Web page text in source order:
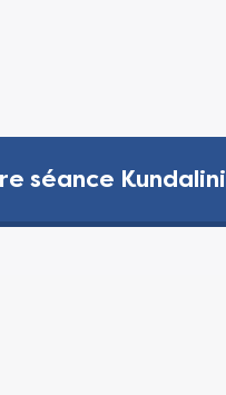
séance Kundalini